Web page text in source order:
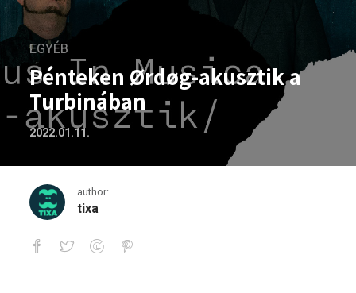
EGYÉB
Pénteken Ørdøg-akusztik a
Turbinában
2022.01.11.
author:
tixa